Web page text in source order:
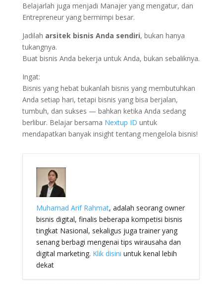
Belajarlah juga menjadi Manajer yang mengatur, dan
Entrepreneur yang bermimpi besar.
Jadilah arsitek bisnis Anda sendiri, bukan hanya
tukangnya.
Buat bisnis Anda bekerja untuk Anda, bukan sebaliknya.
Ingat:
Bisnis yang hebat bukanlah bisnis yang membutuhkan
Anda setiap hari, tetapi bisnis yang bisa berjalan,
tumbuh, dan sukses — bahkan ketika Anda sedang
berlibur. Belajar bersama Nextup ID untuk
mendapatkan banyak insight tentang mengelola bisnis!
Muhamad Arif Rahmat, adalah seorang owner
bisnis digital, finalis beberapa kompetisi bisnis
tingkat Nasional, sekaligus juga trainer yang
senang berbagi mengenai tips wirausaha dan
digital marketing. Klik disini untuk kenal lebih
dekat